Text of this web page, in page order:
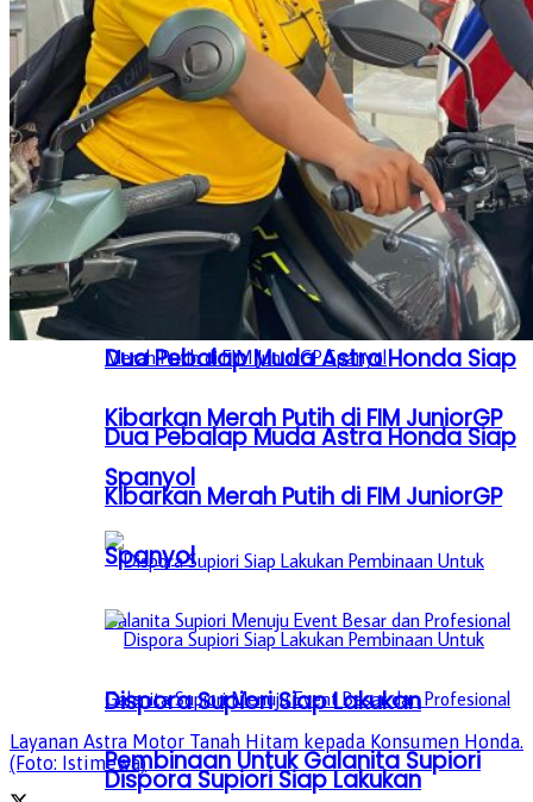
Dua Pebalap Astra Honda Tembus
MotoGP 2026, Catat Sejarah Baru
untuk Indonesia
Dua Pebalap Muda Astra Honda Siap
Kibarkan Merah Putih di FIM JuniorGP
Spanyol
Dispora Supiori Siap Lakukan
Pembinaan Untuk Galanita Supiori
Dua Pebalap Astra Honda Tembus
MotoGP 2026, Catat Sejarah Baru
untuk Indonesia
Dua Pebalap Muda Astra Honda Siap
Kibarkan Merah Putih di FIM JuniorGP
Spanyol
Dispora Supiori Siap Lakukan
Layanan Astra Motor Tanah Hitam kepada Konsumen Honda.
(Foto: Istimewa)